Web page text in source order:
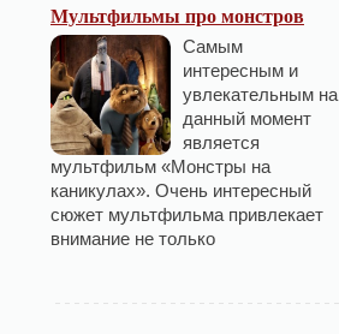
Мультфильмы про монстров
Самым
интересным и
увлекательным на
данный момент
является
мультфильм «Монстры на
каникулах». Очень интересный
сюжет мультфильма привлекает
внимание не только